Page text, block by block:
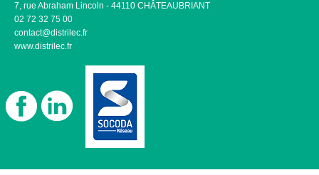
7, rue Abraham Lincoln - 44110 CHÂTEAUBRIANT
02 72 32 75 00
contact@distrilec.fr
www.distrilec.fr